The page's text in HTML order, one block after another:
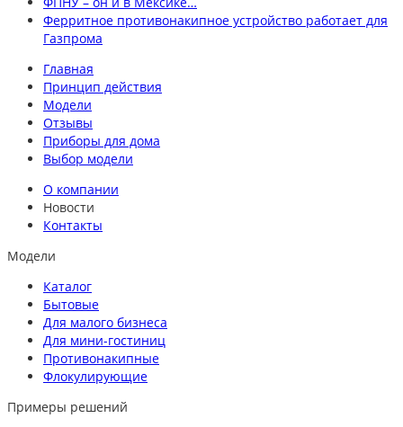
Ферритное противонакипное устройство работает для
Газпрома
Главная
Принцип действия
Модели
Отзывы
Приборы для дома
Выбор модели
О компании
Новости
Контакты
Модели
Каталог
Бытовые
Для малого бизнеса
Для мини-гостиниц
Противонакипные
Флокулирующие
Примеры решений